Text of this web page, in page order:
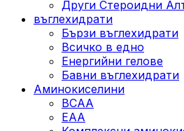
Други Стероидни
въглехидрати
Бързи въглехидрати
Всичко в едно
Енергийни гелове
Бавни въглехидрати
Аминокиселини
BCAA
EAA